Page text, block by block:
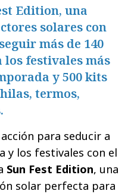
Edition, una
solares con
más de 140
los festivales más
y 500 kits
termos,
para seducir a
y los festivales con el
Sun Fest Edition, una
solar perfecta para